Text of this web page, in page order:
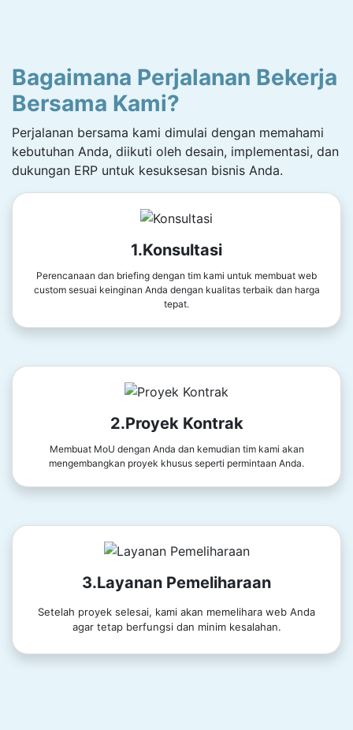
Bagaimana Perjalanan Bekerja
Bersama Kami?
Perjalanan bersama kami dimulai dengan memahami
kebutuhan Anda, diikuti oleh desain, implementasi, dan
dukungan ERP untuk kesuksesan bisnis Anda.
1.Konsultasi
Perencanaan dan briefing dengan tim kami untuk membuat web
custom sesuai keinginan Anda dengan kualitas terbaik dan harga
tepat.
2.Proyek Kontrak
Membuat MoU dengan Anda dan kemudian tim kami akan
mengembangkan proyek khusus seperti permintaan Anda.
3.Layanan Pemeliharaan
Setelah proyek selesai, kami akan memelihara web Anda
agar tetap berfungsi dan minim kesalahan.